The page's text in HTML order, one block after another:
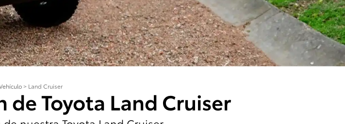
> Land Cruiser
de Toyota Land Cruiser